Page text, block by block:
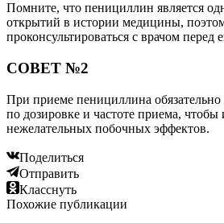
Помните, что пенициллин является
открытий в истории медицины,
проконсультироваться с врачом перед
СОВЕТ №2
При приеме пенициллина
по дозировке и частоте приема, чтобы
нежелательных побочных эффектов.
Поделиться
Отправить
Класснуть
Похожие публикации